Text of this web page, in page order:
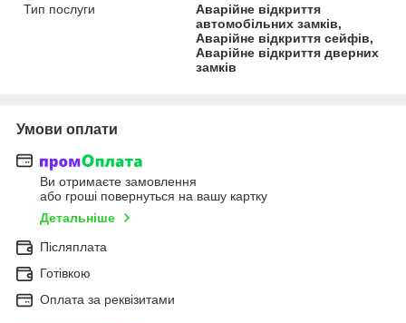
Тип послуги
Аварійне відкриття
автомобільних замків,
Аварійне відкриття сейфів,
Аварійне відкриття дверних
замків
Умови оплати
Ви отримаєте замовлення
або гроші повернуться на вашу картку
Детальніше
Післяплата
Готівкою
Оплата за реквізитами